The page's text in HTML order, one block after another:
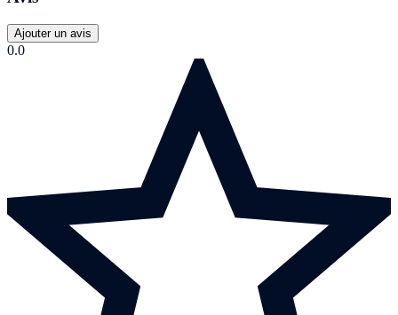
Ajouter un avis
0.0